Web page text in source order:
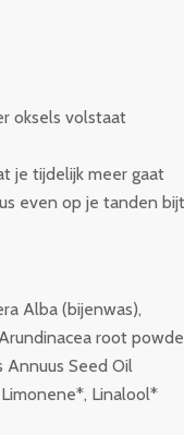
oksels volstaat
je tijdelijk meer gaat
even op je tanden
Alba (bijenwas),
root
Annuus Seed Oil
Linalool*